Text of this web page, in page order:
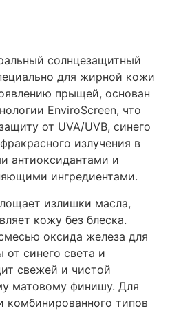
солнцезащитный
для жирной кожи
прыщей, основан
EnviroScreen, что
от UVA/UVB, синего
излучения в
антиоксидантами и
ингредиентами.
излишки масла,
кожу без блеска.
оксида железа для
синего света и
свежей и чистой
матовому финишу. Для
комбинированного типов